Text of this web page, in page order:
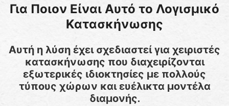
Για Ποιον Είναι Αυτό το Λογισμικό
Κατασκήνωσης
Αυτή η λύση έχει σχεδιαστεί για χειριστές
κατασκήνωσης που διαχειρίζονται
εξωτερικές ιδιοκτησίες με πολλούς
τύπους χώρων και ευέλικτα μοντέλα
διαμονής.